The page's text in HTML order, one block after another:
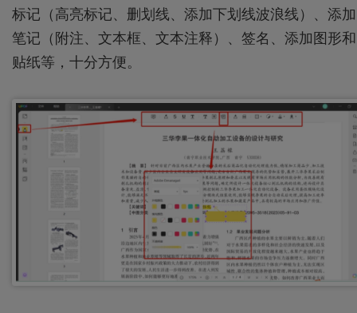
标记（高亮标记、删划线、添加下划线波浪线）、添加
笔记（附注、文本框、文本注释）、签名、添加图形和
贴纸等，十分方便。